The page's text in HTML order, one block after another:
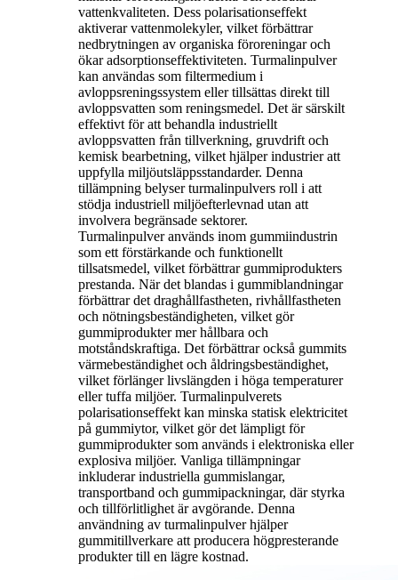
vattenkvaliteten. Dess polarisationseffekt
aktiverar vattenmolekyler, vilket förbättrar
nedbrytningen av organiska föroreningar och
ökar adsorptionseffektiviteten. Turmalinpulver
kan användas som filtermedium i
avloppsreningssystem eller tillsättas direkt till
avloppsvatten som reningsmedel. Det är särskilt
effektivt för att behandla industriellt
avloppsvatten från tillverkning, gruvdrift och
kemisk bearbetning, vilket hjälper industrier att
uppfylla miljöutsläppsstandarder. Denna
tillämpning belyser turmalinpulvers roll i att
stödja industriell miljöefterlevnad utan att
involvera begränsade sektorer.
Turmalinpulver används inom gummiindustrin
som ett förstärkande och funktionellt
tillsatsmedel, vilket förbättrar gummiprodukters
prestanda. När det blandas i gummiblandningar
förbättrar det draghållfastheten, rivhållfastheten
och nötningsbeständigheten, vilket gör
gummiprodukter mer hållbara och
motståndskraftiga. Det förbättrar också gummits
värmebeständighet och åldringsbeständighet,
vilket förlänger livslängden i höga temperaturer
eller tuffa miljöer. Turmalinpulverets
polarisationseffekt kan minska statisk elektricitet
på gummiytor, vilket gör det lämpligt för
gummiprodukter som används i elektroniska eller
explosiva miljöer. Vanliga tillämpningar
inkluderar industriella gummislangar,
transportband och gummipackningar, där styrka
och tillförlitlighet är avgörande. Denna
användning av turmalinpulver hjälper
gummitillverkare att producera högpresterande
produkter till en lägre kostnad.